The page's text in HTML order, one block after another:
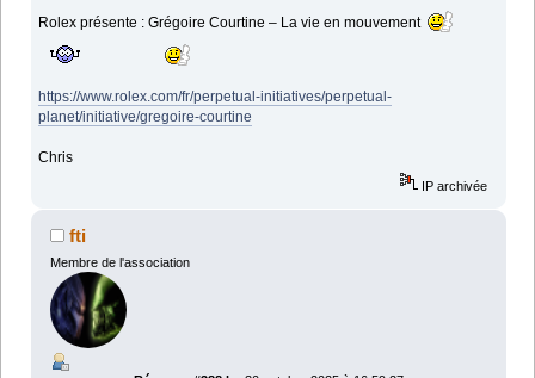
Rolex présente : Grégoire Courtine – La vie en mouvement
https://www.rolex.com/fr/perpetual-initiatives/perpetual-
planet/initiative/gregoire-courtine
Chris
IP archivée
fti
Membre de l'association